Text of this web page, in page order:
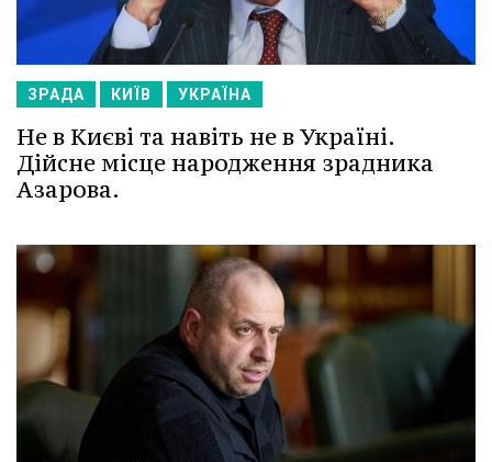
ЗРАДА КИЇВ УКРАЇНА
Не в Києві та навіть не в Україні.
Дійсне місце народження зрадника
Азарова.